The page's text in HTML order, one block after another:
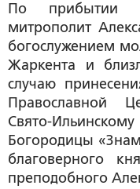
По прибытии
митрополит
богослужением
Жаркента и
случаю
Православной
Свято-
Богородицы
благоверного
преподобного